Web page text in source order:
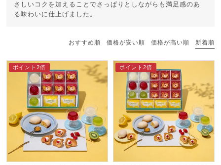
さしいコクを加えることでさっぱりとしながらも満足感のあ
る味わいに仕上げました。
おすすめ順 価格が安い順 価格が高い順 新着順
ポイント2倍 ポイント2倍